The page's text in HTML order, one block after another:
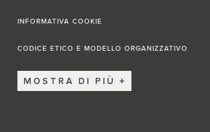
INFORMATIVA COOKIE
CODICE ETICO E MODELLO ORGANIZZATIVO
MOSTRA DI PIÙ